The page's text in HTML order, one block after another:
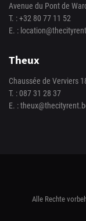
Avenue du Pont de
T. :+32 80 77 11 52
E. :
Theux
Chaussée de Verviers
T. :087 31 28 37
E. :
Alle Rechte